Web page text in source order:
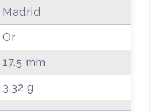
Madrid
Or
17.5 mm
3.32 g